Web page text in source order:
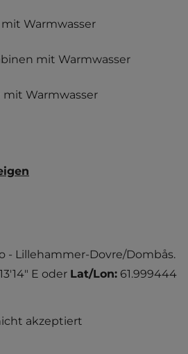
Warmwasser
mit Warmwasser
Warmwasser
- Lillehammer-Dovre/Dombås.
E oder Lat/Lon: 61.999444
akzeptiert